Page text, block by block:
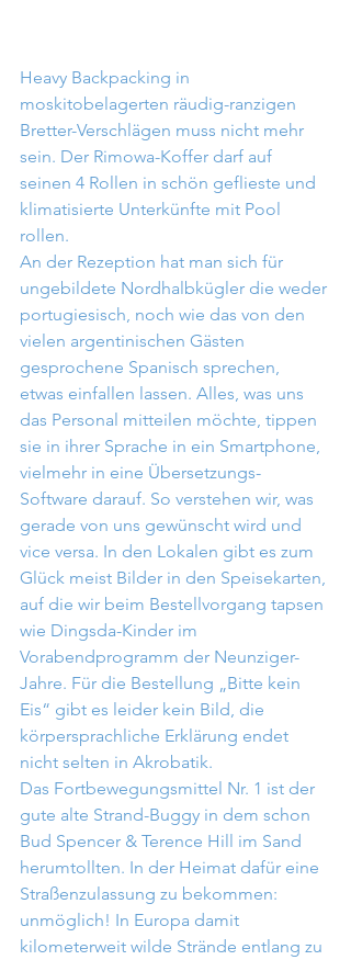
Heavy Backpacking in
moskitobelagerten räudig-ranzigen
Bretter-Verschlägen muss nicht mehr
sein. Der Rimowa-Koffer darf auf
seinen 4 Rollen in schön geflieste und
klimatisierte Unterkünfte mit Pool
rollen.
An der Rezeption hat man sich für
ungebildete Nordhalbkügler die weder
portugiesisch, noch wie das von den
vielen argentinischen Gästen
gesprochene Spanisch sprechen,
etwas einfallen lassen. Alles, was uns
das Personal mitteilen möchte, tippen
sie in ihrer Sprache in ein Smartphone,
vielmehr in eine Übersetzungs-
Software darauf. So verstehen wir, was
gerade von uns gewünscht wird und
vice versa. In den Lokalen gibt es zum
Glück meist Bilder in den Speisekarten,
auf die wir beim Bestellvorgang tapsen
wie Dingsda-Kinder im
Vorabendprogramm der Neunziger-
Jahre. Für die Bestellung „Bitte kein
Eis“ gibt es leider kein Bild, die
körpersprachliche Erklärung endet
nicht selten in Akrobatik.
Das Fortbewegungsmittel Nr. 1 ist der
gute alte Strand-Buggy in dem schon
Bud Spencer & Terence Hill im Sand
herumtollten. In der Heimat dafür eine
Straßenzulassung zu bekommen:
unmöglich! In Europa damit
kilometerweit wilde Strände entlang zu